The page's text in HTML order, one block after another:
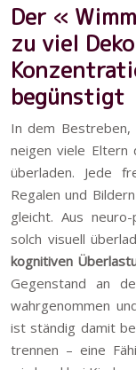
Der «
zu viel
begünstigt
In dem Bestreben,
neigen viele Eltern
überladen. Jede
Regalen und
gleicht. Aus
solch visuell
kognitiven
Gegenstand an
wahrgenommen
ist ständig damit
trennen – eine